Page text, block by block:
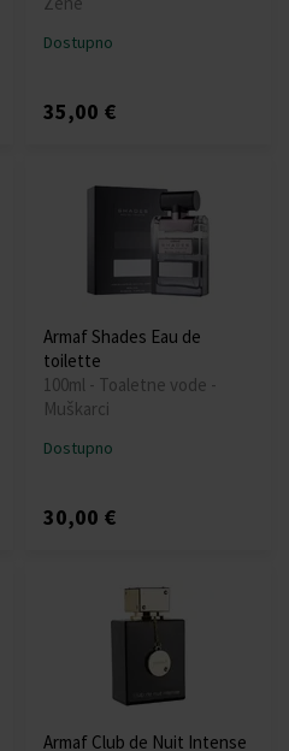
Dostupno
35,00 €
Armaf Shades Eau de
toilette
100ml - Toaletne vode -
Muškarci
Dostupno
30,00 €
Armaf Club de Nuit Intense